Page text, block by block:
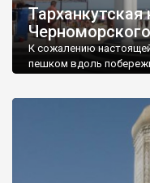
Тарханкутская
К сожалению
пешком вдоль